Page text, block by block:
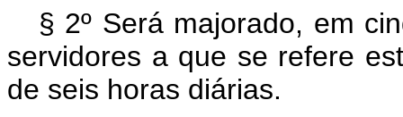
§ 2º Será majorado, em
servidores a que se refere
de seis horas diárias.